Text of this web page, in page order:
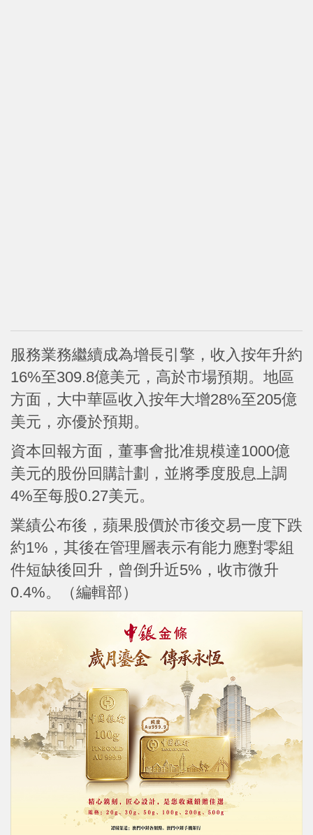
服務業務繼續成為增長引擎，收入按年升約
16%至309.8億美元，高於市場預期。地區
方面，大中華區收入按年大增28%至205億
美元，亦優於預期。
資本回報方面，董事會批准規模達1000億
美元的股份回購計劃，並將季度股息上調
4%至每股0.27美元。
業績公布後，蘋果股價於市後交易一度下跌
約1%，其後在管理層表示有能力應對零組
件短缺後回升，曾倒升近5%，收市微升
0.4%。（編輯部）